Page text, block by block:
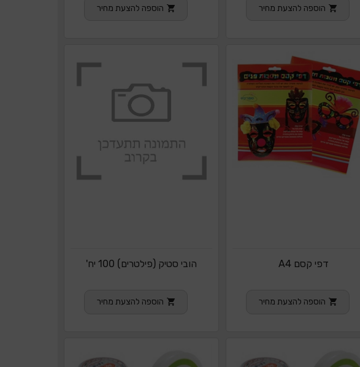
הוספה להצעת מחיר הוספה להצעת מחיר
דפי קסם A4
הוספה להצעת מחיר
הובי סטיק (פילטרים) 100 יח'
הוספה להצעת מחיר